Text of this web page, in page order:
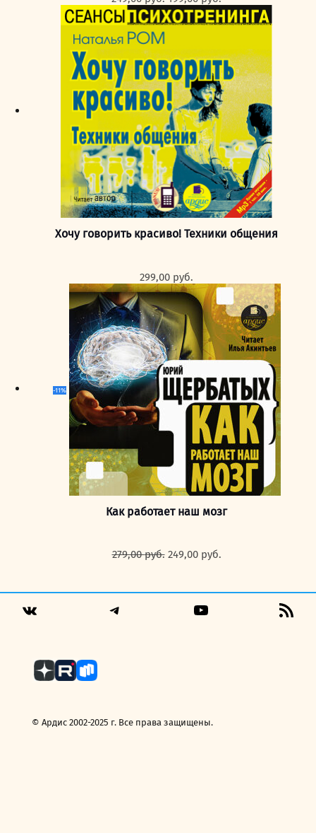
цена
составляла
цена:
199,00 руб..
Хочу говорить красиво! Техники общения
299,00 руб.
-11%
Как работает наш мозг
279,00руб. Первоначальная
279,00 руб..
249,00 руб.
© Ардис 2002-2025 г. Все права защищены.